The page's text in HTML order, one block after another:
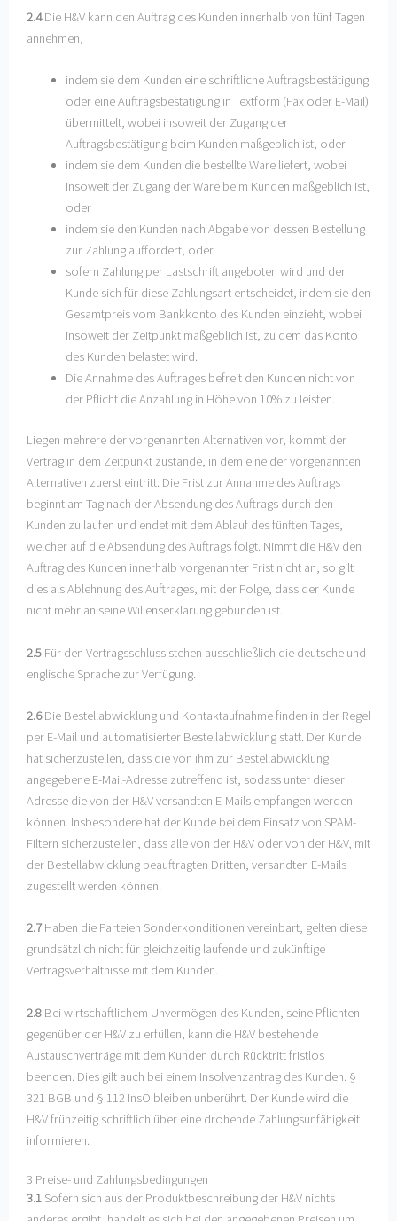
2.4Die H&V kann den Auftrag des Kunden innerhalb von fünf Tagen
annehmen,
indem sie dem Kunden eine schriftliche Auftragsbestätigung
oder eine Auftragsbestätigung in Textform (Fax oder E-Mail)
übermittelt, wobei insoweit der Zugang der
Auftragsbestätigung beim Kunden maßgeblich ist, oder
indem sie dem Kunden die bestellte Ware liefert, wobei
insoweit der Zugang der Ware beim Kunden maßgeblich ist,
oder
indem sie den Kunden nach Abgabe von dessen Bestellung
zur Zahlung auffordert, oder
sofern Zahlung per Lastschrift angeboten wird und der
Kunde sich für diese Zahlungsart entscheidet, indem sie den
Gesamtpreis vom Bankkonto des Kunden einzieht, wobei
insoweit der Zeitpunkt maßgeblich ist, zu dem das Konto
des Kunden belastet wird.
Die Annahme des Auftrages befreit den Kunden nicht von
der Pflicht die Anzahlung in Höhe von 10% zu leisten.
Liegen mehrere der vorgenannten Alternativen vor, kommt der
Vertrag in dem Zeitpunkt zustande, in dem eine der vorgenannten
Alternativen zuerst eintritt. Die Frist zur Annahme des Auftrags
beginnt am Tag nach der Absendung des Auftrags durch den
Kunden zu laufen und endet mit dem Ablauf des fünften Tages,
welcher auf die Absendung des Auftrags folgt. Nimmt die H&V den
Auftrag des Kunden innerhalb vorgenannter Frist nicht an, so gilt
dies als Ablehnung des Auftrages, mit der Folge, dass der Kunde
nicht mehr an seine Willenserklärung gebunden ist.
2.5 Für den Vertragsschluss stehen ausschließlich die deutsche und
englische Sprache zur Verfügung.
2.6Die Bestellabwicklung und Kontaktaufnahme finden in der Regel
per E-Mail und automatisierter Bestellabwicklung statt. Der Kunde
hat sicherzustellen, dass die von ihm zur Bestellabwicklung
angegebene E-Mail-Adresse zutreffend ist, sodass unter dieser
Adresse die von der H&V versandten E-Mails empfangen werden
können. Insbesondere hat der Kunde bei dem Einsatz von SPAM-
Filtern sicherzustellen, dass alle von der H&V oder von der H&V, mit
der Bestellabwicklung beauftragten Dritten, versandten E-Mails
zugestellt werden können.
2.7Haben die Parteien Sonderkonditionen vereinbart, gelten diese
grundsätzlich nicht für gleichzeitig laufende und zukünftige
Vertragsverhältnisse mit dem Kunden.
2.8 Bei wirtschaftlichem Unvermögen des Kunden, seine Pflichten
gegenüber der H&V zu erfüllen, kann die H&V bestehende
Austauschverträge mit dem Kunden durch Rücktritt fristlos
beenden. Dies gilt auch bei einem Insolvenzantrag des Kunden. §
321 BGB und § 112 InsO bleiben unberührt. Der Kunde wird die
H&V frühzeitig schriftlich über eine drohende Zahlungsunfähigkeit
informieren.
3 Preise- und Zahlungsbedingungen
3.1 Sofern sich aus der Produktbeschreibung der H&V nichts